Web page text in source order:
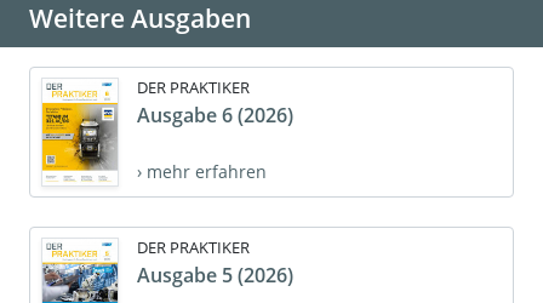
Weitere Ausgaben
DER PRAKTIKER
Ausgabe 6 (2026)
› mehr erfahren
DER PRAKTIKER
Ausgabe 5 (2026)